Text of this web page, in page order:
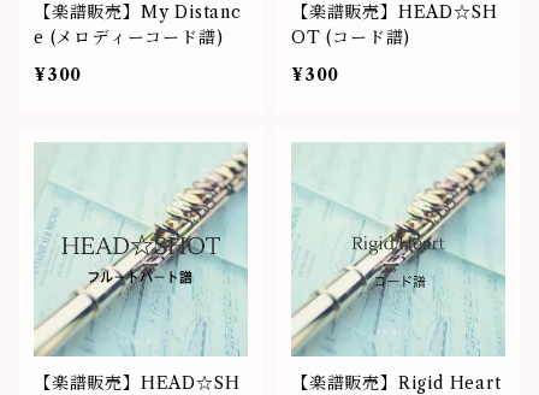
【楽譜販売】My Distanc
e (メロディーコード譜)
¥300
【楽譜販売】HEAD☆SH
OT (コード譜)
¥300
【楽譜販売】HEAD☆SH
【楽譜販売】Rigid Heart